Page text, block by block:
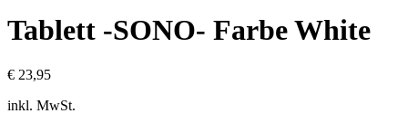
Tablett -SONO- Farbe White
€ 23,95
inkl. MwSt.